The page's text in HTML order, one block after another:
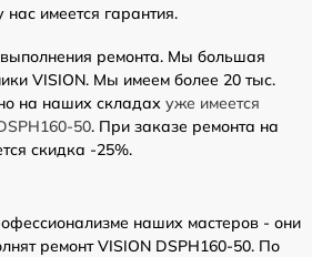
имеется гарантия.
ремонта. Мы большая
VISION. Мы имеем более 20 тыс.
на наших складах уже имеется
50. При заказе ремонта на
скидка -25%.
наших мастеров - они
ремонт VISION DSPH160-50. По